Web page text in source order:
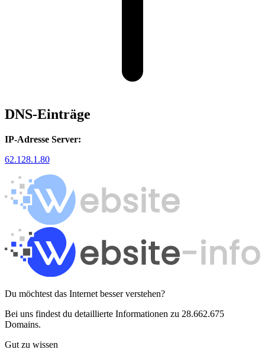
DNS-Einträge
IP-Adresse Server:
62.128.1.80
Du möchtest das Internet besser verstehen?
Bei uns findest du detaillierte Informationen zu 28.662.675
Domains.
Gut zu wissen